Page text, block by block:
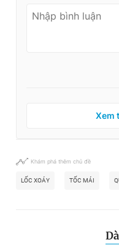
Xem
Khám phá thêm chủ đề
LỐC XOÁY TỐC MÁI